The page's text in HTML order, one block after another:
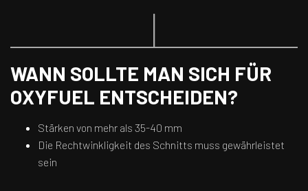
WANN SOLLTE MAN SICH FÜR
OXYFUEL ENTSCHEIDEN?
Stärken von mehr als 35-40 mm
Die Rechtwinkligkeit des Schnitts muss gewährleistet
sein